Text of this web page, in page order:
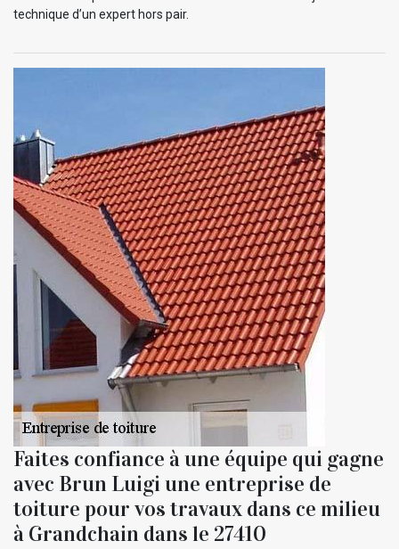
technique d’un expert hors pair.
Faites confiance à une équipe qui gagne
avec Brun Luigi une entreprise de
toiture pour vos travaux dans ce milieu
à Grandchain dans le 27410